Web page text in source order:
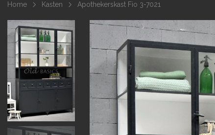
Home Kasten Apothekerskast Fio 3-7021